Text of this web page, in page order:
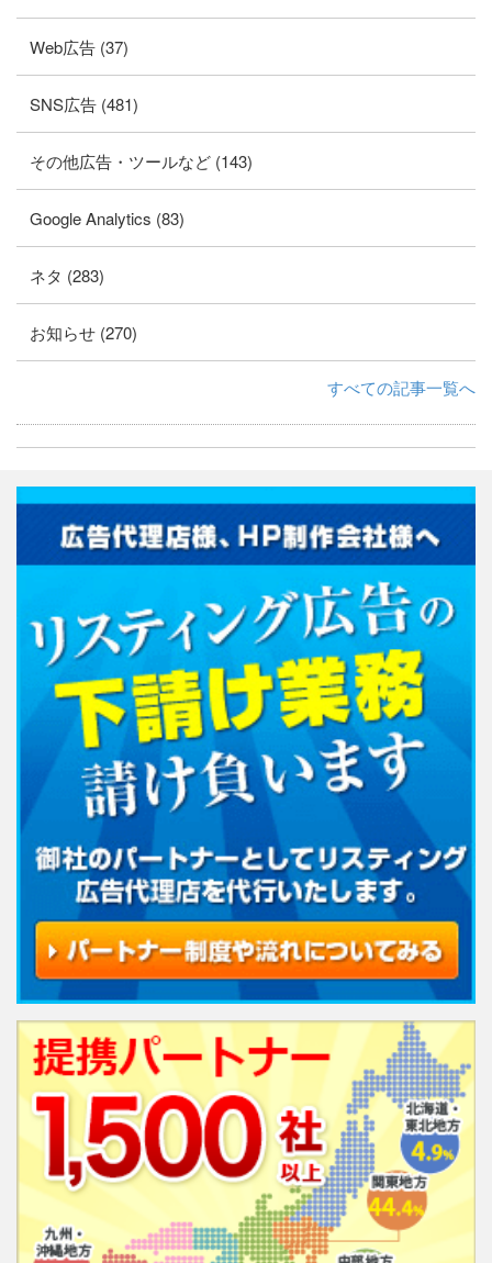
Web広告 (37)
SNS広告 (481)
その他広告・ツールなど (143)
Google Analytics (83)
ネタ (283)
お知らせ (270)
すべての記事一覧へ